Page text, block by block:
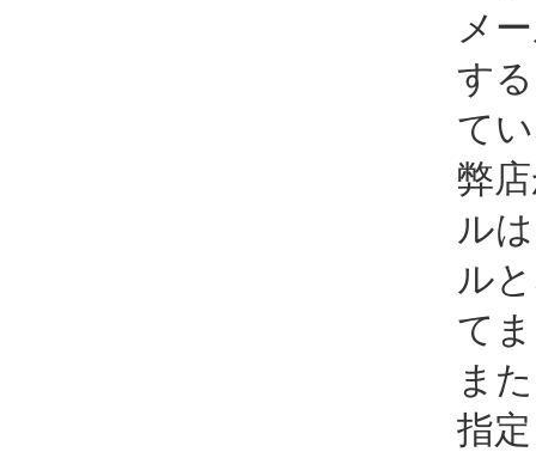
メ
す
て
弊
ル
ル
て
ま
指